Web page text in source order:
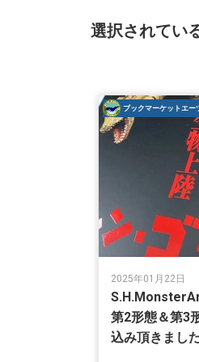
選択されてい
ブックマーケットエー
2025年01月22日
第2形態＆第3
込み頂きまし